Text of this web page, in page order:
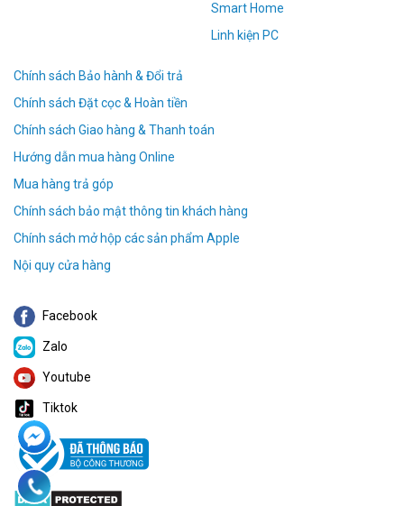
Smart Home
Linh kiện PC
Chính sách Bảo hành & Đổi trả
Chính sách Đặt cọc & Hoàn tiền
Chính sách Giao hàng & Thanh toán
Hướng dẫn mua hàng Online
Mua hàng trả góp
Chính sách bảo mật thông tin khách hàng
Chính sách mở hộp các sản phẩm Apple
Nội quy cửa hàng
Facebook
Zalo
Youtube
Tiktok